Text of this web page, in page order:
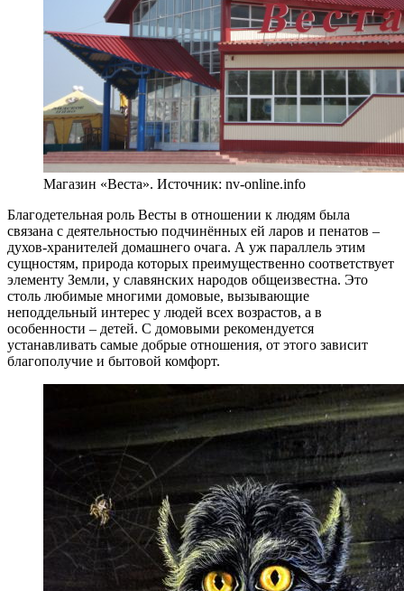
Магазин «Веста». Источник: nv-online.info
Благодетельная роль Весты в отношении к людям была
связана с деятельностью подчинённых ей ларов и пенатов –
духов-хранителей домашнего очага. А уж параллель этим
сущностям, природа которых преимущественно соответствует
элементу Земли, у славянских народов общеизвестна. Это
столь любимые многими домовые, вызывающие
неподдельный интерес у людей всех возрастов, а в
особенности – детей. С домовыми рекомендуется
устанавливать самые добрые отношения, от этого зависит
благополучие и бытовой комфорт.